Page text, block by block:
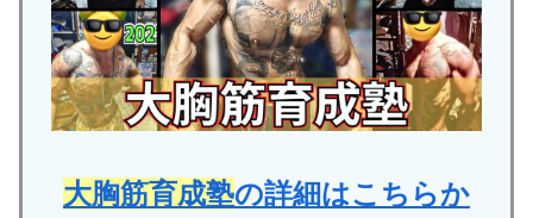
大胸筋育成塾の詳細はこちらか